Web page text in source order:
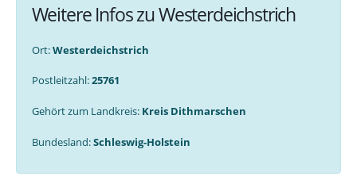
Weitere Infos zu Westerdeichstrich
Ort:Westerdeichstrich
Postleitzahl:25761
Gehört zum Landkreis: Kreis Dithmarschen
Bundesland:Schleswig-Holstein